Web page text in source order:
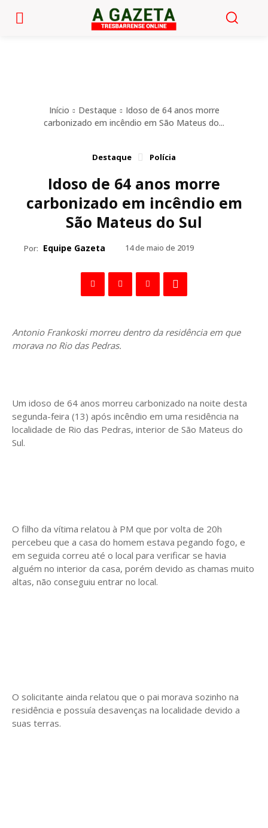
Início Destaque
Idoso de 64 anos morre
carbonizado em incêndio em São Mateus do...
Destaque Polícia
Idoso de 64 anos morre
carbonizado em incêndio em
São Mateus do Sul
Por: Equipe Gazeta 14 de maio de 2019
Antonio Frankoski morreu dentro da residência em que
morava no Rio das Pedras.
Um idoso de 64 anos morreu carbonizado na noite desta
segunda-feira (13) após incêndio em uma residência na
localidade de Rio das Pedras, interior de São Mateus do
Sul.
O filho da vítima relatou à PM que por volta de 20h
percebeu que a casa do homem estava pegando fogo, e
em seguida correu até o local para verificar se havia
alguém no interior da casa, porém devido as chamas muito
altas, não conseguiu entrar no local.
O solicitante ainda relatou que o pai morava sozinho na
residência e possuía desavenças na localidade devido a
suas terras.